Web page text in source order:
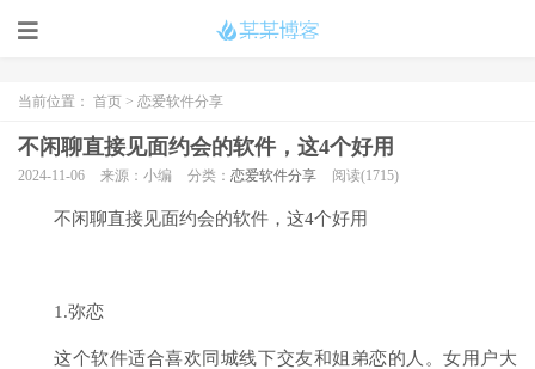
当前位置： 首页 > 恋爱软件分享
不闲聊直接见面约会的软件，这4个好用
2024-11-06 来源：小编 分类： 恋爱软件分享 阅读(1715)
不闲聊直接见面约会的软件，这4个好用
1.弥恋
这个软件适合喜欢同城线下交友和姐弟恋的人。女用户大